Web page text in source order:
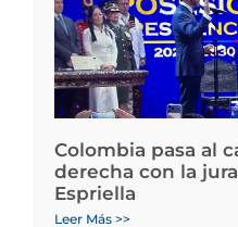
Colombia pasa al
derecha con la
Espriella
Leer Más >>